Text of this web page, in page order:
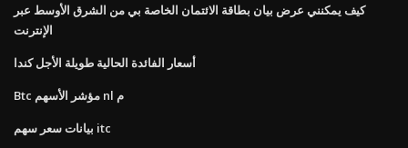
كيف يمكنني عرض بيان بطاقة الائتمان الخاصة بي من الشرق الأوسط عبر
الإنترنت
أسعار الفائدة الحالية طويلة الأجل كندا
Btc مؤشر الأسهم nl م
بيانات سعر سهم itc